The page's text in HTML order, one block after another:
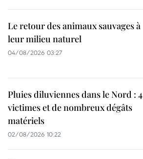
Le retour des animaux sauvages à
leur milieu naturel
04/08/2026 03:27
Pluies diluviennes dans le Nord : 4
victimes et de nombreux dégâts
matériels
02/08/2026 10:22